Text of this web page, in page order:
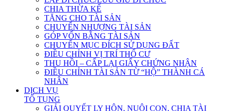
CHIA THỪA KẾ
TẶNG CHO TÀI SẢN
CHUYỂN NHƯỢNG TÀI SẢN
GÓP VỐN BẰNG TÀI SẢN
CHUYỂN MỤC ĐÍCH SỬ DỤNG ĐẤT
ĐIỀU CHỈNH VỊ TRÍ THỔ CƯ
THU HỒI – CẤP LẠI GIẤY CHỨNG NHẬN
ĐIỀU CHỈNH TÀI SẢN TỪ “HỘ” THÀNH CÁ
NHÂN
DỊCH VỤ
TỐ TỤNG
GIẢI QUYẾT LY HÔN, NUÔI CON, CHIA TÀI